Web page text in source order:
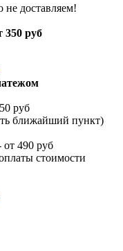
не доставляем!
руб
руб
ближайший пункт)
490 руб
стоимости